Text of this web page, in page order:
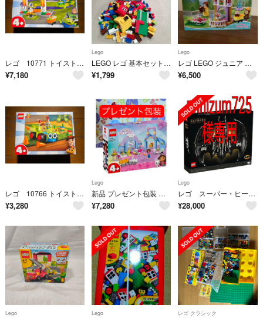
レゴ 10771 トイストーリー4
¥7,180
Lego
LEGO レゴ 基本セット 赤いバケツ 7616
¥1,799
Lego
レゴ LEGO ジュニア ベルのストーリータイム 10762
¥6,500
レゴ 10766 トイストーリー4
¥3,280
Lego
新品 プレゼント包装 レゴ(LEGO) ギャビーのドールハウス 10796
¥7,280
Lego
レゴ スーパー・ヒーローズ 1989 バットウイング 76161
¥28,000
Lego Lego レゴ クラシック